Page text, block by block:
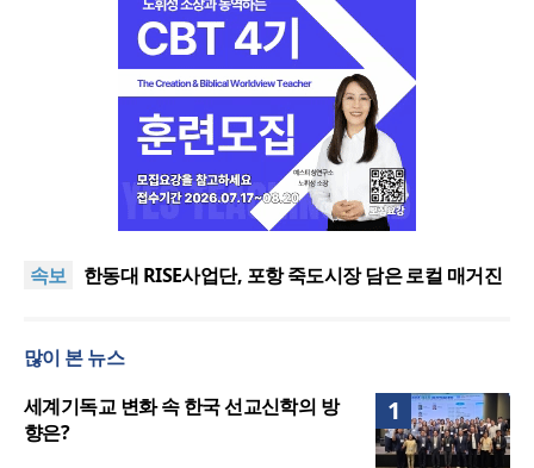
속보
느헤미야 연합기도회, ‘왕의 기도’로 나라·한국교회·다
여”
한동대 RISE사업단, 포항 죽도시장 담은 로컬 매거진
느헤미야 연합기도회, ‘왕의 기도’로 나라·한국교회·다
세기총 “자유를 지키며 하나 된 희망의 미래를 향하
여”
많이 본 뉴스
1
세계기독교 변화 속 한국 선교신학의 방
향은?